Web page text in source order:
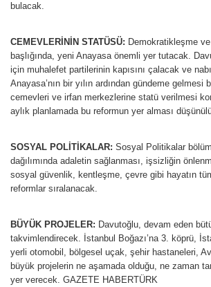
bulacak.
CEMEVLERİNİN STATÜSÜ: Demokratikleşme
başlığında, yeni Anayasa önemli yer tutacak.
için muhalefet partilerinin kapısını çalacak ve
Anayasa’nın bir yılın ardından gündeme gelmesi
cemevleri ve irfan merkezlerine statü verilmesi
aylık planlamada bu reformun yer alması
SOSYAL POLİTİKALAR: Sosyal Politikalar
dağılımında adaletin sağlanması, işsizliğin
sosyal güvenlik, kentleşme, çevre gibi hayatın
reformlar sıralanacak.
BÜYÜK PROJELER: Davutoğlu, devam eden
takvimlendirecek. İstanbul Boğazı’na 3. köprü,
yerli otomobil, bölgesel uçak, şehir hastaneleri,
büyük projelerin ne aşamada olduğu, ne zaman
yer verecek. GAZETE HABERTÜRK